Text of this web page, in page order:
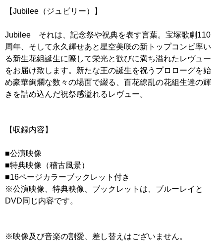
【Jubilee（ジュビリー）】
Jubilee それは、記念祭や祝典を表す言葉。宝塚歌劇110
周年、そして永久輝せあと星空美咲の新トップコンビ率い
る新生花組誕生に際して栄光と歓びに満ち溢れたレヴュー
をお届け致します。新たな王の誕生を祝うプロローグを始
め豪華絢爛な数々の場面で綴る、百花繚乱の花組生達の輝
きを詰め込んだ祝祭感溢れるレヴュー。
【収録内容】
■公演映像
■特典映像（稽古風景）
■16ページカラーブックレット付き
※公演映像、特典映像、ブックレットは、ブルーレイと
DVD同じ内容です。
※映像及び音楽の割愛、差し替えはございません。